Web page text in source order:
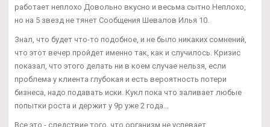
работает неплохо Довольно вкусно и весьма сытно Неплохо,
но на 5 звезд не тянет Сообщения Шевалов Илья 10.
Знал, что будет что-то подобное, и не было никаких сомнений,
что этот вечер пройдет именно так, как и случилось. Кризис
показал, что этого делать ни в коем случае нельзя, если
проблема у клиента глубокая и есть вероятность потери
бизнеса, надо подавать иски. Кукл пока что заливает любые
попытки роста и держит у 9р уже 2 года...
Все это - следствие того, что организм не успевает